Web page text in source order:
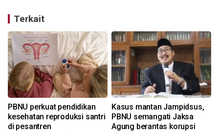
Terkait
PBNU perkuat pendidikan
kesehatan reproduksi santri
di pesantren
Kasus mantan Jampidsus,
PBNU semangati Jaksa
Agung berantas korupsi